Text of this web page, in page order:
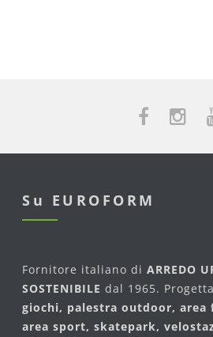
Su EUROFORM
Fornitore italiano di ARREDO
SOSTENIBILE dal 1965.
giochi, palestra outdoor, area
area sport, skatepark,